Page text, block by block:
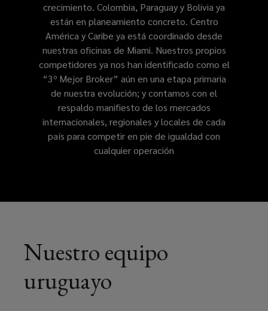
crecimiento. Colombia, Paraguay y Bolivia ya
están en planeamiento concreto. Centro
América y Caribe ya está coordinado desde
nuestras oficinas de Miami. Nuestros propios
competidores ya nos han identificado como el
“3º Mejor Broker” aún en una etapa primaria
de nuestra evolución; y contamos con el
respaldo manifiesto de los mercados
internacionales, regionales y locales de cada
país para competir en pie de igualdad con
cualquier operación
Nuestro equipo
uruguayo